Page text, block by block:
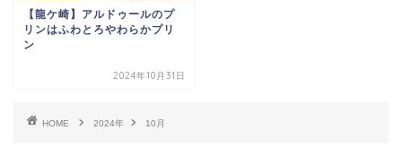
【龍ケ崎】アルドゥールのプ
リンはふわとろやわらかプリ
ン
2024年10月31日
HOME 2024年 10月